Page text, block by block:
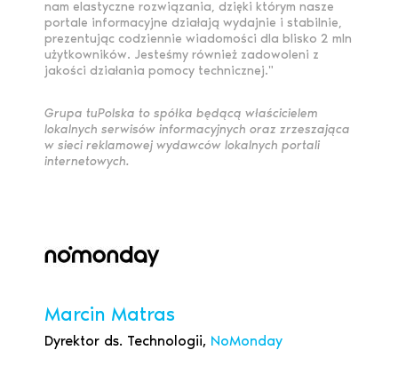
nam elastyczne rozwiązania, dzięki którym nasze
portale informacyjne działają wydajnie i stabilnie,
prezentując codziennie wiadomości dla blisko 2 mln
użytkowników. Jesteśmy również zadowoleni z
jakości działania pomocy technicznej."
Grupa tuPolska to spółka będącą właścicielem
lokalnych serwisów informacyjnych oraz zrzeszająca
w sieci reklamowej wydawców lokalnych portali
internetowych.
Marcin Matras
Dyrektor ds. Technologii, NoMonday